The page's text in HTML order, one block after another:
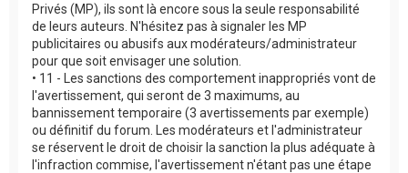
Privés (MP), ils sont là encore sous la seule responsabilité
de leurs auteurs. N'hésitez pas à signaler les MP
publicitaires ou abusifs aux modérateurs/administrateur
pour que soit envisager une solution.
• 11 - Les sanctions des comportement inappropriés vont de
l'avertissement, qui seront de 3 maximums, au
bannissement temporaire (3 avertissements par exemple)
ou définitif du forum. Les modérateurs et l'administrateur
se réservent le droit de choisir la sanction la plus adéquate à
l'infraction commise, l'avertissement n'étant pas une étape